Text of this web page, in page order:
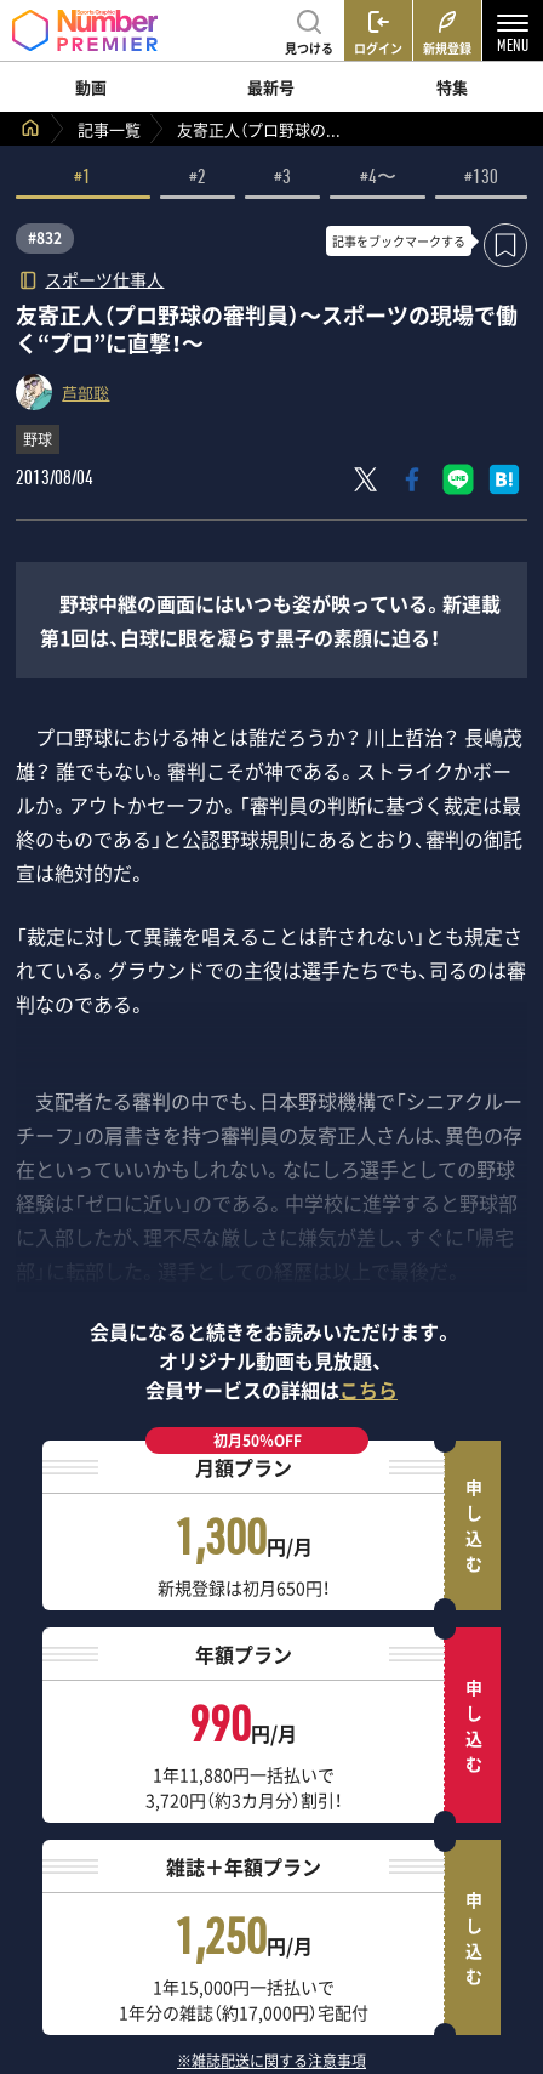
見つける ログイン 新規登録
動画 最新号
特集
記事一覧
友寄正人（プロ野球の...
#1 #2 #3 #4〜 #130
#832
スポーツ仕事人
記事をブックマークする
友寄正人（プロ野球の審判員）～スポーツの現場で働
く“プロ”に直撃！～
芦部聡
野球
2013/08/04
野球中継の画面にはいつも姿が映っている。新連載
第1回は、白球に眼を凝らす黒子の素顔に迫る！
プロ野球における神とは誰だろうか？ 川上哲治？ 長嶋茂
雄？ 誰でもない。審判こそが神である。ストライクかボー
ルか。アウトかセーフか。「審判員の判断に基づく裁定は最
終のものである」と公認野球規則にあるとおり、審判の御託
宣は絶対的だ。
「裁定に対して異議を唱えることは許されない」とも規定さ
れている。グラウンドでの主役は選手たちでも、司るのは審
判なのである。
支配者たる審判の中でも、日本野球機構で「シニアクルー
チーフ」の肩書きを持つ審判員の友寄正人さんは、異色の存
在といっていいかもしれない。なにしろ選手としての野球
経験は「ゼロに近い」のである。中学校に進学すると野球部
に入部したが、理不尽な厳しさに嫌気が差し、すぐに「帰宅
会員になると続きをお読みいただけます。
オリジナル動画も見放題、
会員サービスの詳細はこちら
初月50％OFF
月額プラン
1,300円/月
新規登録は初月650円！
申し込む
年額プラン
990円/月
1年11,880円一括払いで
3,720円（約3カ月分）割引！
申し込む
雑誌＋年額プラン
1,250円/月
1年15,000円一括払いで
1年分の雑誌（約17,000円）宅配付
申し込む
※雑誌配送に関する注意事項